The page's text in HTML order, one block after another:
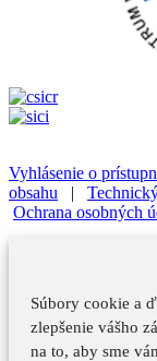
Súbory cookie a
zlepšenie vášho
na to, aby sme
Vyhlásenie o
obsahu |
Ochrana osobných
Technický
údajov